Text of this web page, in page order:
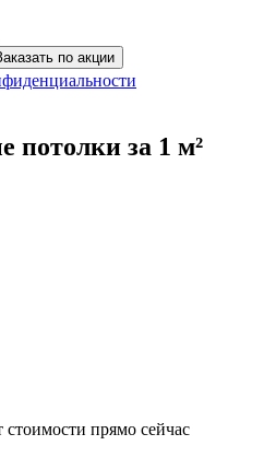
по акции
потолки за 1 м²
прямо сейчас